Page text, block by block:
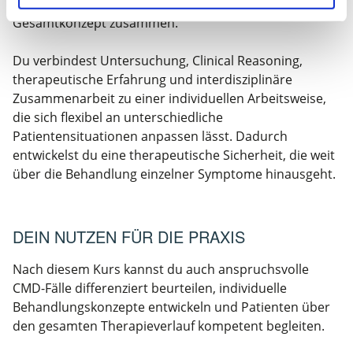
CranioMandibulären Therapie zu einem schlüssigen
Gesamtkonzept zusammen.
Du verbindest Untersuchung, Clinical Reasoning,
therapeutische Erfahrung und interdisziplinäre
Zusammenarbeit zu einer individuellen Arbeitsweise,
die sich flexibel an unterschiedliche
Patientensituationen anpassen lässt. Dadurch
entwickelst du eine therapeutische Sicherheit, die weit
über die Behandlung einzelner Symptome hinausgeht.
DEIN NUTZEN FÜR DIE PRAXIS
Nach diesem Kurs kannst du auch anspruchsvolle
CMD-Fälle differenziert beurteilen, individuelle
Behandlungskonzepte entwickeln und Patienten über
den gesamten Therapieverlauf kompetent begleiten.